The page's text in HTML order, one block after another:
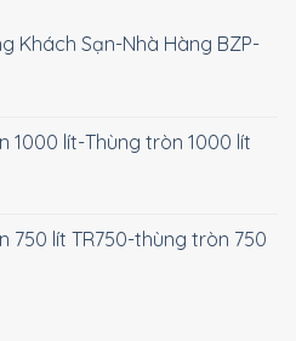
Khách Sạn-Nhà Hàng BZP-
1000 lít-Thùng tròn 1000 lít
750 lít TR750-thùng tròn 750